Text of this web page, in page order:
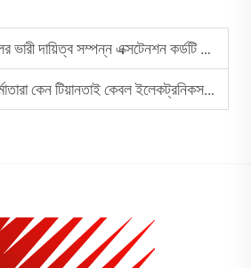
এক্সটেনশন কর্ডটি প্রায়শই ব্যবহৃত হওয়ার ফলে ঘষণ ও ক্ষয় প্রতিরোধ করতে পারে?
টিয়ানতাই কেবল ইলেকট্রনিকস এক্সটেনশন কেবল পছন্দ করেন?